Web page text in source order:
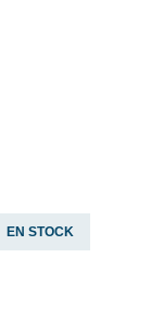
EN STOCK